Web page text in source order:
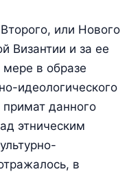
или Нового
Византии и за ее
в образе
идеологического
данного
этническим
в